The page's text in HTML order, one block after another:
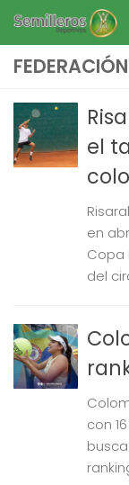
Saltar al
el
en
Copa
del
con